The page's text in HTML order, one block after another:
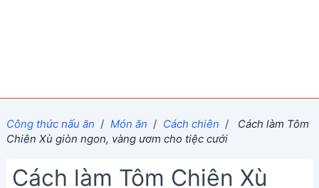
Công thức nấu ăn / Món ăn / Cách chiên /
Cách làm Tôm
Chiên Xù giòn ngon, vàng ươm cho tiệc cưới
Cách làm Tôm Chiên Xù